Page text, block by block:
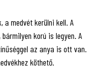
a medvét kerülni kell. A
korú is legyen. A
az anya is ott van.
köthető.